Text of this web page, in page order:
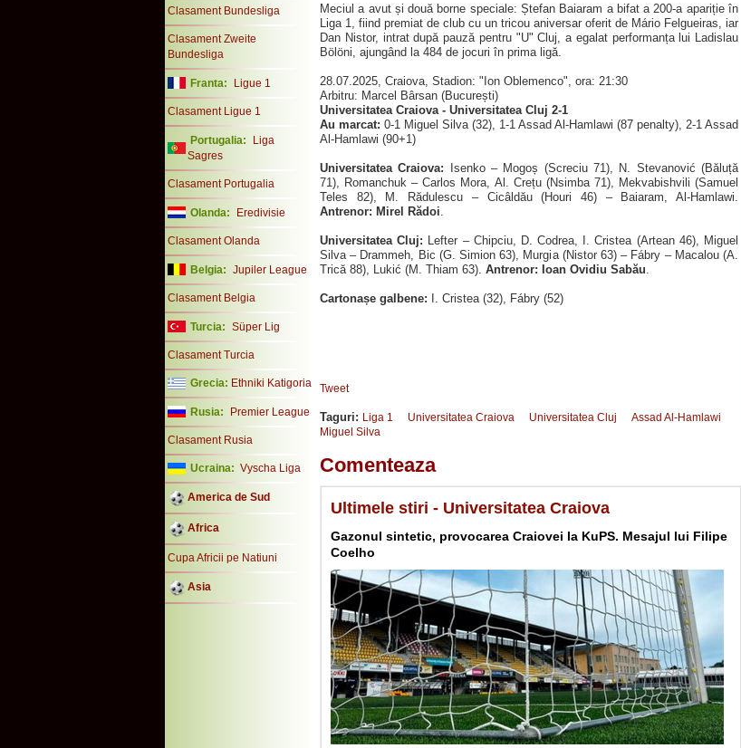
Clasament Bundesliga
Clasament Zweite
Bundesliga
Franta: Ligue 1
Clasament Ligue 1
Portugalia:
Liga
Sagres
Clasament Portugalia
Olanda: Eredivisie
Clasament Olanda
Belgia: Jupiler League
Clasament Belgia
Turcia: Süper Lig
Clasament Turcia
Grecia: Ethniki Katigoria
Rusia: Premier League
Clasament Rusia
Ucraina: Vyscha Liga
America de Sud
Africa
Cupa Africii pe Natiuni
Asia
Meciul a avut și două borne speciale: Ștefan Baiaram a bifat a 200-a apariție în
Liga 1, fiind premiat de club cu un tricou aniversar oferit de Mário Felgueiras, iar
Dan Nistor, intrat după pauză pentru "U" Cluj, a egalat performanța lui Ladislau
Bölöni, ajungând la 484 de jocuri în prima ligă.
28.07.2025, Craiova, Stadion: "Ion Oblemenco", ora: 21:30
Arbitru: Marcel Bârsan (București)
Universitatea Craiova - Universitatea Cluj 2-1
Au marcat: 0-1 Miguel Silva (32), 1-1 Assad Al-Hamlawi (87 penalty), 2-1 Assad
Al-Hamlawi (90+1)
Universitatea Craiova: Isenko – Mogoș (Screciu 71), N. Stevanović (Băluță
71), Romanchuk – Carlos Mora, Al. Crețu (Nsimba 71), Mekvabishvili (Samuel
Teles 82), M. Rădulescu – Cicâldău (Houri 46) – Baiaram, Al-Hamlawi.
Antrenor: Mirel Rădoi.
Universitatea Cluj: Lefter – Chipciu, D. Codrea, I. Cristea (Artean 46), Miguel
Silva – Drammeh, Bic (G. Simion 63), Murgia (Nistor 63) – Fábry – Macalou (A.
Trică 88), Lukić (M. Thiam 63). Antrenor: Ioan Ovidiu Sabău.
Cartonașe galbene: I. Cristea (32), Fábry (52)
Tweet
Taguri: Liga 1 Universitatea Craiova Universitatea Cluj
Assad Al-Hamlawi
Miguel Silva
Comenteaza
Ultimele stiri - Universitatea Craiova
Gazonul sintetic, provocarea Craiovei la KuPS. Mesajul lui Filipe
Coelho